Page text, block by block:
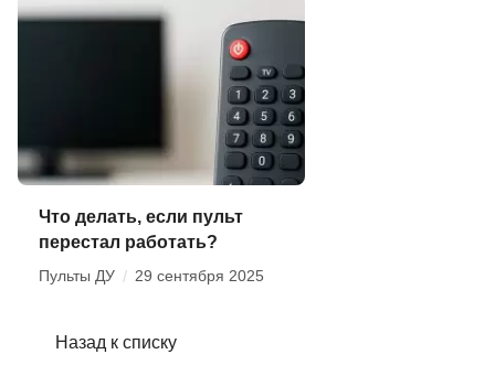
Что делать, если пульт
перестал работать?
Пульты ДУ / 29 сентября 2025
Назад к списку